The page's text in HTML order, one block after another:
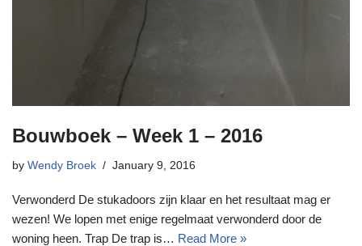
Bouwboek – Week 1 – 2016
by Wendy Broek January 9, 2016
Verwonderd De stukadoors zijn klaar en het resultaat mag er
wezen! We lopen met enige regelmaat verwonderd door de
woning heen. Trap De trap is… Read More »